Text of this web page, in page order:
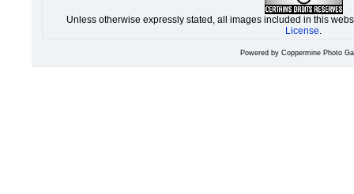
Unless otherwise expressly stated, all images included in this
License.
Powered by Coppermine Photo